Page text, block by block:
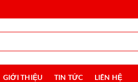
GIỚI THIỆU TIN TỨC LIÊN HỆ